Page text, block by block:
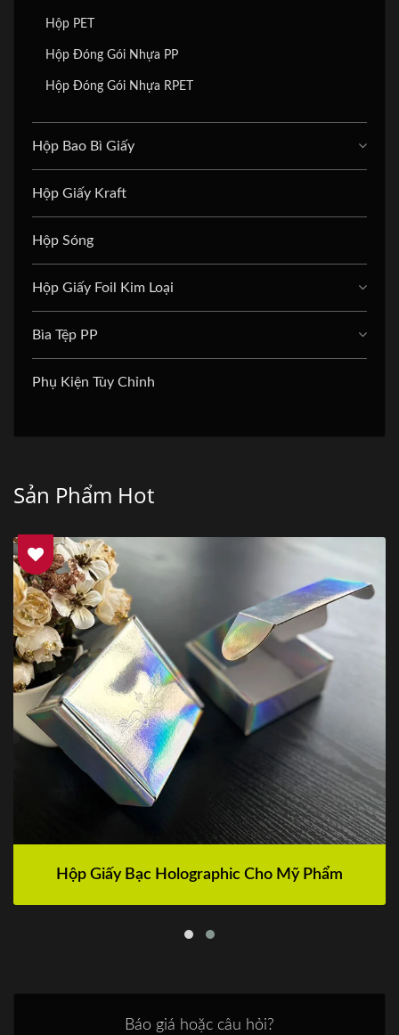
Hộp PET
Hộp Đóng Gói Nhựa PP
Hộp Đóng Gói Nhựa RPET
Hộp Bao Bì Giấy
Hộp Giấy Kraft
Hộp Sóng
Hộp Giấy Foil Kim Loại
Bìa Tệp PP
Phụ Kiện Tùy Chỉnh
Sản Phẩm Hot
Hộp Giấy Bạc Holographic Cho Mỹ Phẩm
Báo giá hoặc câu hỏi?